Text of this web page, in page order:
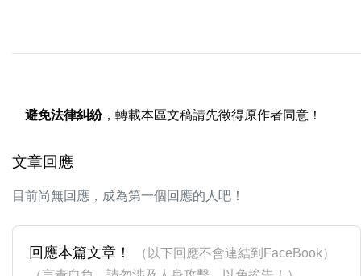
避免法律糾紛，轉載本區文稿請先徵得原作者同意！
文章回應
目前尚無回應，成為第一個回應的人吧！
回應本篇文章！
（以下回應不會連結到FaceBook）